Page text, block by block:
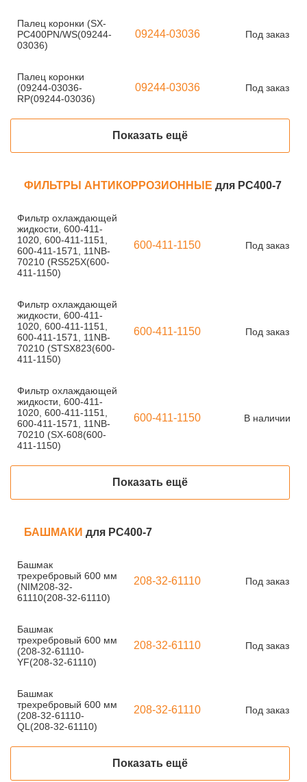
Палец коронки (SX-
PC400PN/WS(09244-
03036)
09244-03036 Под заказ
Палец коронки
(09244-03036-
RP(09244-03036)
09244-03036 Под заказ
Показать ещё
ФИЛЬТРЫ АНТИКОРРОЗИОННЫЕ для PC400-7
Фильтр охлаждающей
жидкости, 600-411-
1020, 600-411-1151,
600-411-1571, 11NB-
70210 (RS525X(600-
411-1150)
600-411-1150 Под заказ
Фильтр охлаждающей
жидкости, 600-411-
1020, 600-411-1151,
600-411-1571, 11NB-
70210 (STSX823(600-
411-1150)
600-411-1150 Под заказ
Фильтр охлаждающей
жидкости, 600-411-
1020, 600-411-1151,
600-411-1571, 11NB-
70210 (SX-608(600-
411-1150)
600-411-1150 В наличии
Показать ещё
БАШМАКИ для PC400-7
Башмак
трехребровый 600 мм
(NIM208-32-
61110(208-32-61110)
208-32-61110 Под заказ
Башмак
трехребровый 600 мм
(208-32-61110-
YF(208-32-61110)
208-32-61110 Под заказ
Башмак
трехребровый 600 мм
(208-32-61110-
QL(208-32-61110)
208-32-61110 Под заказ
Показать ещё